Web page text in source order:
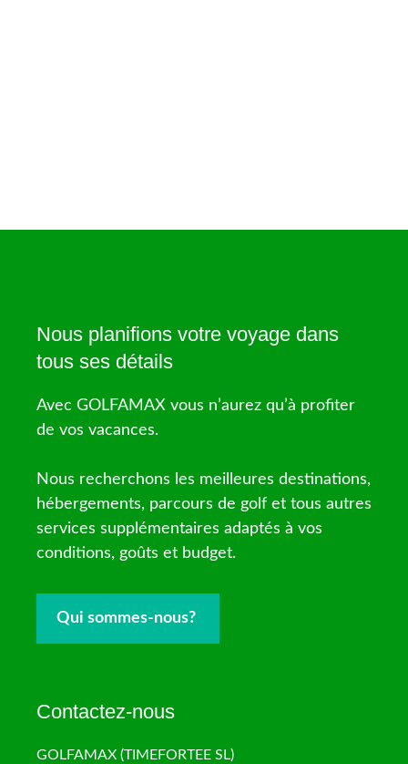
Nous planifions votre voyage dans
tous ses détails
Avec GOLFAMAX vous n’aurez qu’à profiter
de vos vacances.
Nous recherchons les meilleures destinations,
hébergements, parcours de golf et tous autres
services supplémentaires adaptés à vos
conditions, goûts et budget.
Qui sommes-nous?
Contactez-nous
GOLFAMAX (TIMEFORTEE SL)